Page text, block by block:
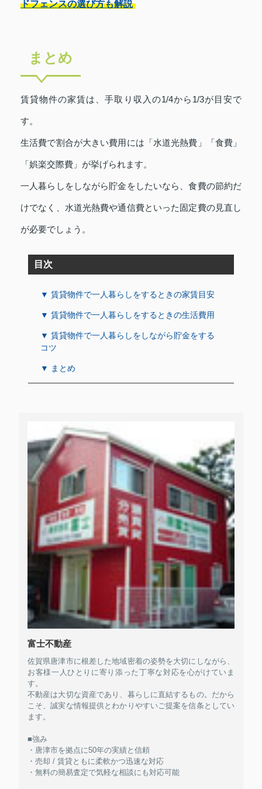
ドフェンスの選び方も解説
まとめ
賃貸物件の家賃は、手取り収入の1/4から1/3が目安で
す。
生活費で割合が大きい費用には「水道光熱費」「食費」
「娯楽交際費」が挙げられます。
一人暮らしをしながら貯金をしたいなら、食費の節約だ
けでなく、水道光熱費や通信費といった固定費の見直し
が必要でしょう。
目次
▼ 賃貸物件で一人暮らしをするときの家賃目安
▼ 賃貸物件で一人暮らしをするときの生活費用
▼ 賃貸物件で一人暮らしをしながら貯金をする
コツ
▼ まとめ
富士不動産
佐賀県唐津市に根差した地域密着の姿勢を大切にしながら、
お客様一人ひとりに寄り添った丁寧な対応を心がけていま
す。
不動産は大切な資産であり、暮らしに直結するもの。だから
こそ、誠実な情報提供とわかりやすいご提案を信条としてい
ます。
■強み
・唐津市を拠点に50年の実績と信頼
・売却 / 賃貸ともに柔軟かつ迅速な対応
・無料の簡易査定で気軽な相談にも対応可能